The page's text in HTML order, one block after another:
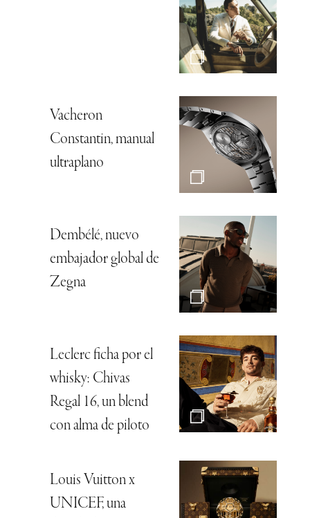
Vacheron
Constantin, manual
ultraplano
Dembélé, nuevo
embajador global de
Zegna
Leclerc ficha por el
whisky: Chivas
Regal 16, un blend
con alma de piloto
Louis Vuitton x
UNICEF, una